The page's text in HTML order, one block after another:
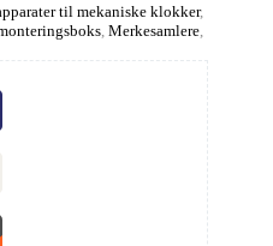
til mekaniske klokker,
Merkesamlere